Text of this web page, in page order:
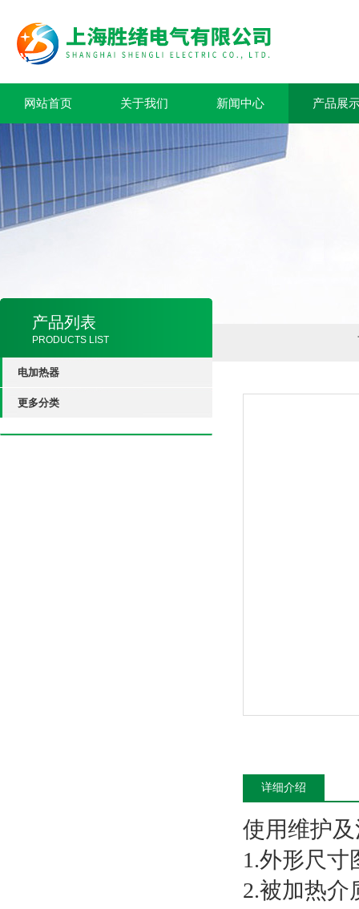
网站首页 关于我们 新闻中心 产品展
产品列表
PRODUCTS LIST
电加热器
更多分类
详细介绍
使用维
1.外形尺寸
2.被加热介